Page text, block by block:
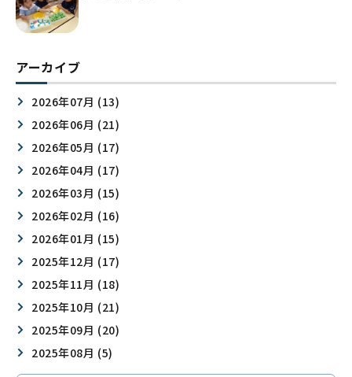
アーカイブ
2026年07月 (13)
2026年06月 (21)
2026年05月 (17)
2026年04月 (17)
2026年03月 (15)
2026年02月 (16)
2026年01月 (15)
2025年12月 (17)
2025年11月 (18)
2025年10月 (21)
2025年09月 (20)
2025年08月 (5)